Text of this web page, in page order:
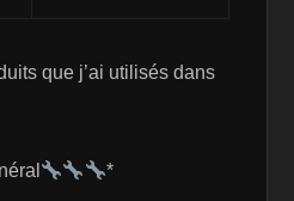
que j’ai utilisés dans
*